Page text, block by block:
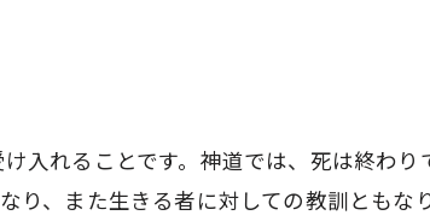
れた文化的背景
置とその意味
入れることです。神道では、死は終わり
、また生きる者に対しての教訓ともな